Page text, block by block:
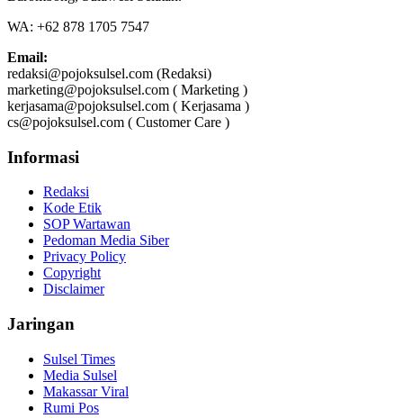
WA: +62 878 1705 7547
Email:
redaksi@pojoksulsel.com (Redaksi)
marketing@pojoksulsel.com ( Marketing )
kerjasama@pojoksulsel.com ( Kerjasama )
cs@pojoksulsel.com ( Customer Care )
Informasi
Redaksi
Kode Etik
SOP Wartawan
Pedoman Media Siber
Privacy Policy
Copyright
Disclaimer
Jaringan
Sulsel Times
Media Sulsel
Makassar Viral
Rumi Pos